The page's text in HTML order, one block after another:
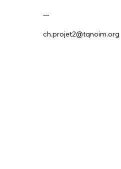
...
ch.projet2@tqnoim.org